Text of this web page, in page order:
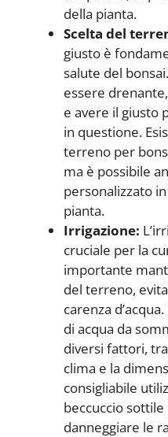
della pianta.
Scelta del
giusto è
salute del
essere
e avere il giusto
in questione.
terreno per
ma è possibile
personalizzato
pianta.
Irrigazione:
cruciale per la
importante
del terreno,
carenza
di acqua da
diversi fattori,
clima e la
consigliabile
beccuccio
danneggiare le